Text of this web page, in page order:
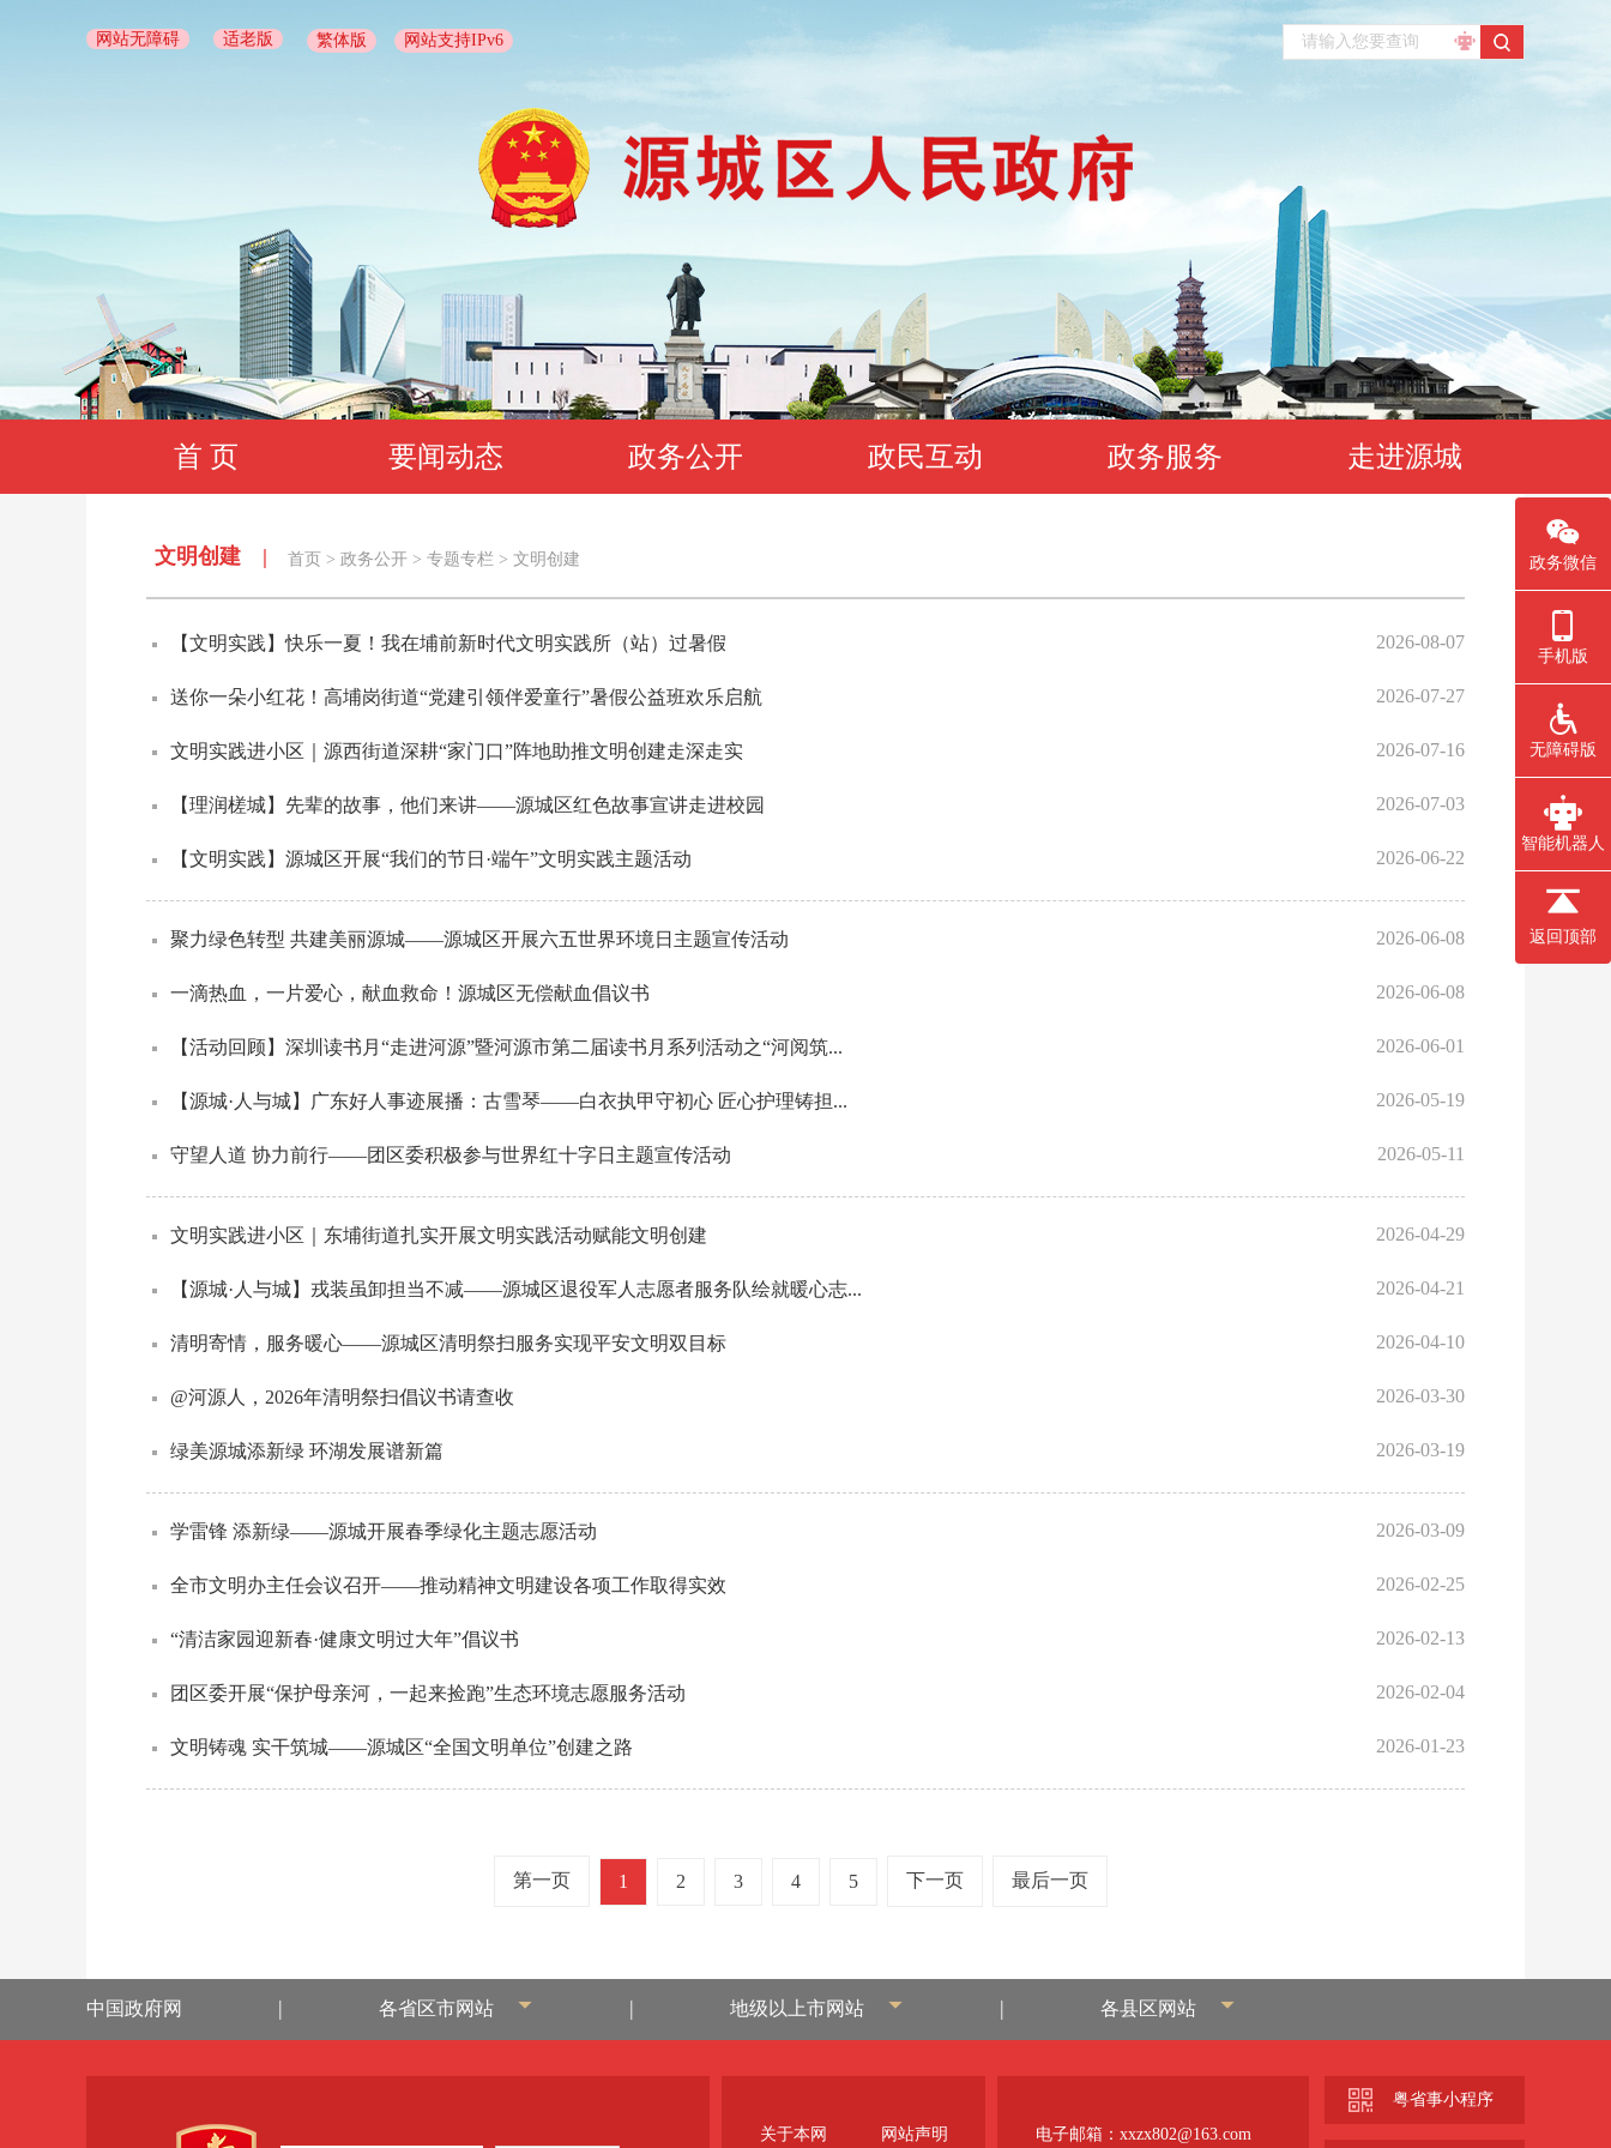
网站无障碍 适老版 繁体版 网站支持IPv6
首 页 要闻动态 政务公开 政民互动 政务服务 走进源城
文明创建 | 首页 > 政务公开 > 专题专栏 > 文明创建
【文明实践】快乐一夏！我在埔前新时代文明实践所（站）过暑假 2026-08-07
送你一朵小红花！高埔岗街道“党建引领伴爱童行”暑假公益班欢乐启航 2026-07-27
文明实践进小区｜源西街道深耕“家门口”阵地助推文明创建走深走实 2026-07-16
【理润槎城】先辈的故事，他们来讲——源城区红色故事宣讲走进校园 2026-07-03
【文明实践】源城区开展“我们的节日·端午”文明实践主题活动 2026-06-22
聚力绿色转型 共建美丽源城——源城区开展六五世界环境日主题宣传活动 2026-06-08
一滴热血，一片爱心，献血救命！源城区无偿献血倡议书 2026-06-08
【活动回顾】深圳读书月“走进河源”暨河源市第二届读书月系列活动之“河阅筑... 2026-06-01
【源城·人与城】广东好人事迹展播：古雪琴——白衣执甲守初心 匠心护理铸担... 2026-05-19
守望人道 协力前行——团区委积极参与世界红十字日主题宣传活动 2026-05-11
文明实践进小区｜东埔街道扎实开展文明实践活动赋能文明创建 2026-04-29
【源城·人与城】戎装虽卸担当不减——源城区退役军人志愿者服务队绘就暖心志... 2026-04-21
清明寄情，服务暖心——源城区清明祭扫服务实现平安文明双目标 2026-04-10
@河源人，2026年清明祭扫倡议书请查收 2026-03-30
绿美源城添新绿 环湖发展谱新篇 2026-03-19
学雷锋 添新绿——源城开展春季绿化主题志愿活动 2026-03-09
全市文明办主任会议召开——推动精神文明建设各项工作取得实效 2026-02-25
“清洁家园迎新春·健康文明过大年”倡议书 2026-02-13
团区委开展“保护母亲河，一起来捡跑”生态环境志愿服务活动 2026-02-04
文明铸魂 实干筑城——源城区“全国文明单位”创建之路 2026-01-23
第一页 1 2 3 4 5 下一页 最后一页
中国政府网 | 各省区市网站 | 地级以上市网站 | 各县区网站
关于本网 网站声明 电子邮箱：xxzx802@163.com
粤省事小程序
政务微信
手机版
无障碍版
智能机器人
返回顶部